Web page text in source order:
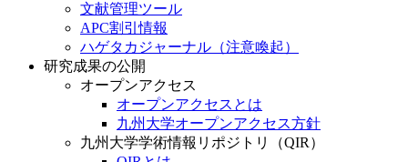
文献管理ツール
APC割引情報
ハゲタカジャーナル（注意喚起）
研究成果の公開
オープンアクセス
オープンアクセスとは
九州大学オープンアクセス方針
九州大学学術情報リポジトリ（QIR）